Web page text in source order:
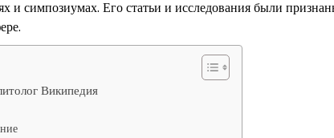
и симпозиумах. Его статьи и исследования были
Википедия